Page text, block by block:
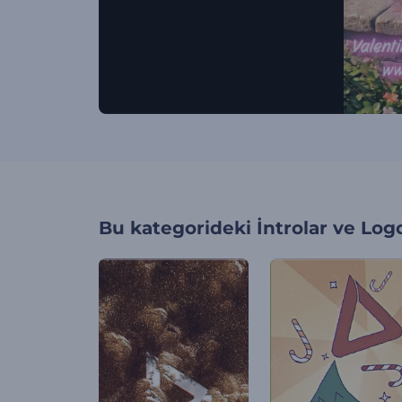
Bu kategorideki İntrolar ve